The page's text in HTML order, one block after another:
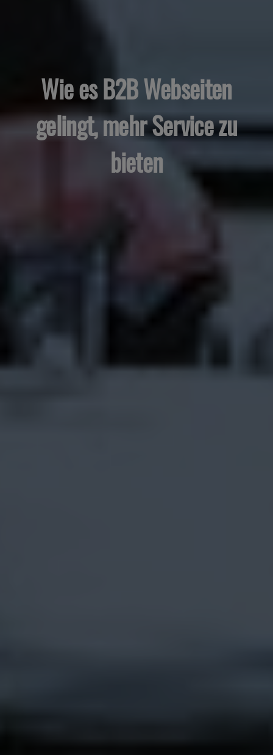
Wie es B2B Webseiten
gelingt, mehr Service zu
bieten